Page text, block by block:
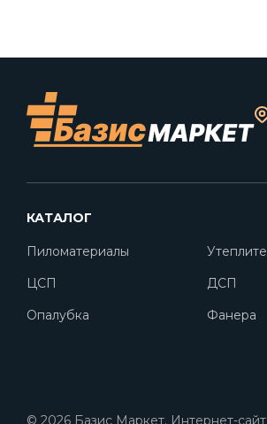
КАТАЛОГ
Пиломатериалы
ЦСП
ДСП
Опалубка
Фанера
© 2026 Базис Маркет. Интернет-